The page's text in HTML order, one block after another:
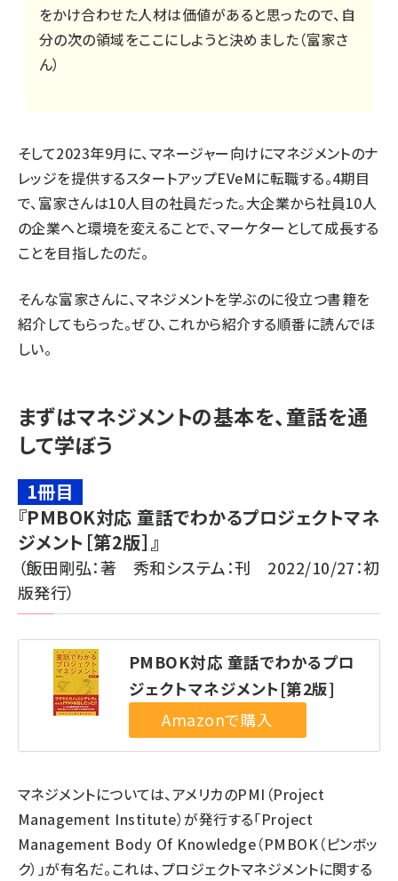
をかけ合わせた人材は価値があると思ったので、自
分の次の領域をここにしようと決めました（富家さ
ん）
そして2023年9月に、マネージャー向けにマネジメントのナ
レッジを提供するスタートアップEVeMに転職する。4期目
で、富家さんは10人目の社員だった。大企業から社員10人
の企業へと環境を変えることで、マーケターとして成長する
ことを目指したのだ。
そんな富家さんに、マネジメントを学ぶのに役立つ書籍を
紹介してもらった。ぜひ、これから紹介する順番に読んでほ
しい。
まずはマネジメントの基本を、童話を通
して学ぼう
1冊目
『PMBOK対応 童話でわかるプロジェクトマネ
ジメント［第2版］』
（飯田剛弘：著 秀和システム：刊 2022/10/27：初
版発行）
PMBOK対応 童話でわかるプロ
ジェクトマネジメント[第2版]
マネジメントについては、アメリカのPMI（Project
Management Institute）が発行する「Project
Management Body Of Knowledge（PMBOK（ピンボッ
ク）」が有名だ。これは、プロジェクトマネジメントに関する